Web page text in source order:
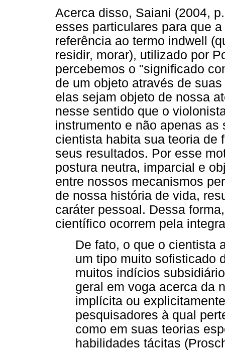
Acerca disso, Saiani (2004,
esses particulares para que
referência ao termo indwell
residir, morar), utilizado por
percebemos o "significado
de um objeto através de
elas sejam objeto de nossa
nesse sentido que o
instrumento e não apenas
cientista habita sua teoria de
seus resultados. Por esse
postura neutra, imparcial e
entre nossos mecanismos
de nossa história de vida,
caráter pessoal. Dessa
científico ocorrem pela
De fato, o que o cientista
um tipo muito sofisticado
muitos indícios
geral em voga acerca da
implícita ou
pesquisadores à qual
como em suas teorias
habilidades tácitas